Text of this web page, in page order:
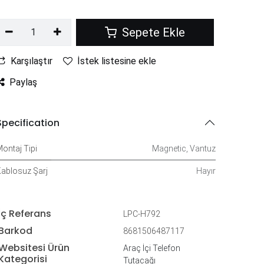
Sepete Ekle
Karşılaştır
İstek listesine ekle
Paylaş
Tipi Magnetic Vantuz
Şarj Hayır
Referans LPC-H792
8681506487117
Ürün
Araç İçi Telefon
Tutacağı